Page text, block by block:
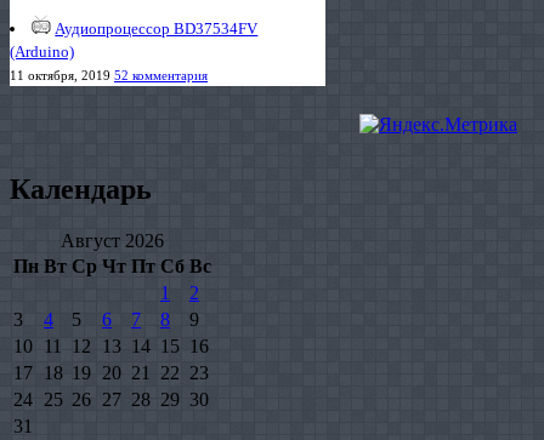
Аудиопроцессор BD37534FV
(Arduino)
11 октября, 2019 52 комментария
Календарь
Август 2026
Пн Вт Ср Чт Пт Сб Вс
1
2
3
4 5 6 7 8
9
10
11 12 13 14 15 16
17 18 19 20 21 22 23
24 25 26 27 28 29 30
31